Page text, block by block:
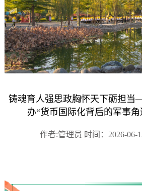
铸魂育人强思政胸怀天下砺担
办“货币国际化背后的军事
作者:管理员 时间：2026-06-